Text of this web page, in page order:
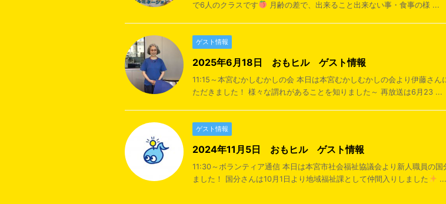
で6人のクラスです
月齢の差で、出来ること出来ない事・食事の様 ...
ゲスト情報
2025年6月18日 おもヒル ゲスト情報
11:15～本宮むかしむかしの会 本日は本宮むかしむかしの会より伊藤さ
ただきました！ 様々な謂れがあることを知りました～ 再放送は6月23 ...
ゲスト情報
2024年11月5日 おもヒル ゲスト情報
11:30～ボランティア通信 本日は本宮市社会福祉協議会より新人職員の
ました！ 国分さんは10月1日より地域福祉課として仲間入りしました
...